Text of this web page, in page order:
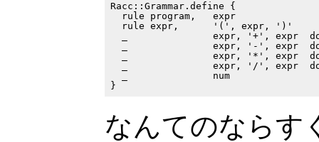
Racc::Grammar.define {
  rule program,   expr
  rule expr,      '(', expr, ')'
_               expr, '+', expr
_               expr, '-', expr
_               expr, '*', expr
_               expr, '/', expr
  _               num
なんてのならす